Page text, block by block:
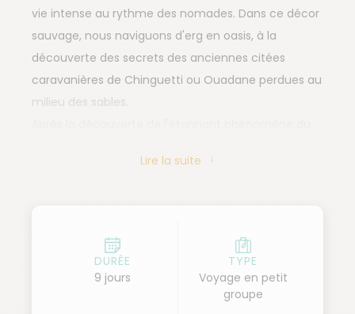
vie intense au rythme des nomades. Dans ce décor
sauvage, nous naviguons d'erg en oasis, à la
découverte des secrets des anciennes citées
caravanières de Chinguetti ou Ouadane perdues au
milieu des sables.
les premières dunes de l'immense erg Ouarane,
Durant les jours qui suivent nous allons doucement
nous enfoncer dans les dunes jusqu'à la très belle
palmeraie de Terjit : elle constitue une étape de
détente bien agréable, au doux son du
Lire la suite
DURÉE
9 jours
TYPE
Voyage en petit
groupe